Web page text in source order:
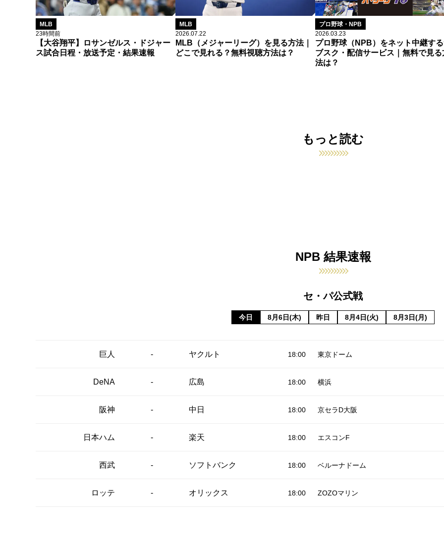
MLB
23時間前
【大谷翔平】ロサンゼルス・ドジャー
ス試合日程・放送予定・結果速報
MLB
2026.07.22
MLB（メジャーリーグ）を見る方法｜
どこで見れる？無料視聴方法は？
プロ野球・NPB
2026.03.23
プロ野球（NPB）をネット中継す
ブスク・配信サービス｜無料で見る
法は？
もっと読む
NPB 結果速報
セ・パ公式戦
今日 8月6日(木) 昨日 8月4日(火) 8月3日(月)
巨人 - ヤクルト 18:00 東京ドーム
DeNA - 広島 18:00 横浜
阪神 - 中日 18:00 京セラD大阪
日本ハム - 楽天 18:00 エスコンF
西武 - ソフトバンク 18:00 ベルーナドーム
ロッテ - オリックス 18:00 ZOZOマリン